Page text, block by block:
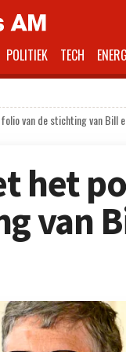
POLITIEK TECH
van de stichting van Bill
het
van